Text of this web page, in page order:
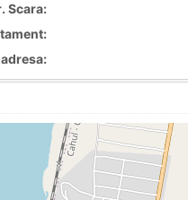
Scara: